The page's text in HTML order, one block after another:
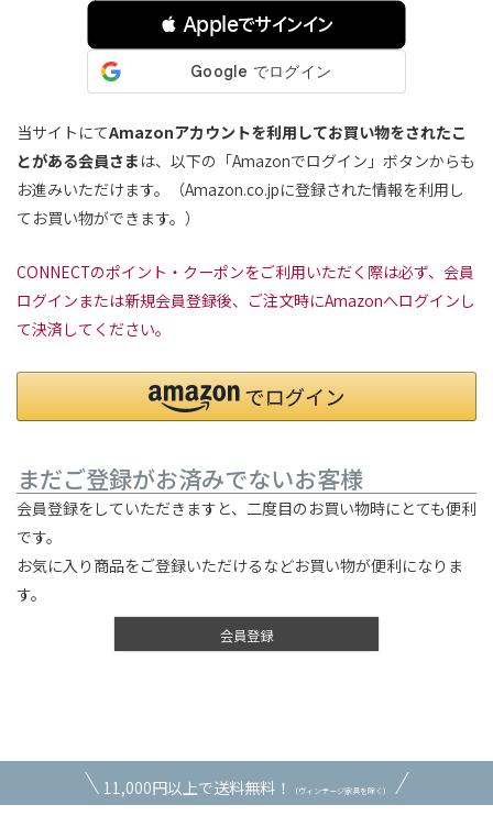
 Appleでサインイン
当サイトにてAmazonアカウントを利用してお買い物をされたこ
とがある会員さま は、以下の「Amazonでログイン」ボタンからも
お進みいただけます。（Amazon.co.jpに登録された情報を利用し
てお買い物ができます。）
CONNECTのポイント・クーポンをご利用いただく際は必ず、会員
ログインまたは新規会員登録後、ご注文時にAmazonへログインし
て決済してください。
まだご登録がお済みでないお客様
会員登録をしていただきますと、二度目のお買い物時にとても便利
です。
お気に入り商品をご登録いただけるなどお買い物が便利になりま
す。
会員登録
11,000円以上で送料無料！ （ヴィンテージ家具を除く）